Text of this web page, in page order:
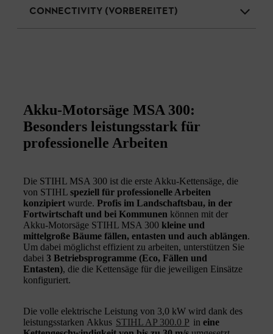
CONNECTIVITY (VORBEREITET)
Akku-Motorsäge MSA 300:
Besonders leistungsstark für
professionelle Arbeiten
Die STIHL MSA 300 ist die erste Akku-Kettensäge, die
von STIHL speziell für professionelle Arbeiten
konzipiert wurde. Profis im Landschaftsbau, in der
Fortwirtschaft und bei Kommunen können mit der
Akku-Motorsäge STIHL MSA 300 kleine und
mittelgroße Bäume fällen, entasten und auch ablängen.
Um dabei möglichst effizient zu arbeiten, unterstützen Sie
dabei 3 Betriebsprogramme (Eco, Fällen und
Entasten), die die Kettensäge für die jeweiligen Einsätze
konfiguriert.
Die volle elektrische Leistung von 3,0 kW wird dank des
leistungsstarken Akkus STIHL AP 300.0 P in eine